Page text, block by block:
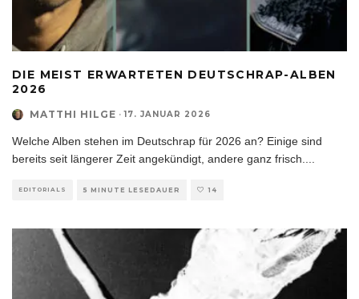
DIE MEIST ERWARTETEN DEUTSCHRAP-ALBEN
2026
MATTHI HILGE · 17. JANUAR 2026
Welche Alben stehen im Deutschrap für 2026 an? Einige sind
bereits seit längerer Zeit angekündigt, andere ganz frisch....
EDITORIALS 5 MINUTE LESEDAUER 14